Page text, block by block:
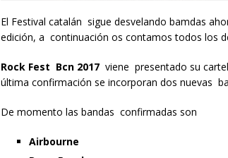
El Festival catalán sigue desvelando bamdas
edición, a continuación os contamos todos los
Rock Fest Bcn 2017 viene presentado su
última confirmación se incorporan dos nuevas
De momento las bandas confirmadas son
Airbourne